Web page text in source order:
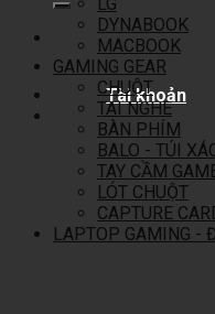
Tài khoản
DYNABOOK
MACBOOK
GAMING GEAR
CHUỘT
TAI NGHE
BÀN PHÍM
BALO - TÚI
TAY CẦM
LÓT CHUỘT
CAPTURE
LAPTOP GAMING -